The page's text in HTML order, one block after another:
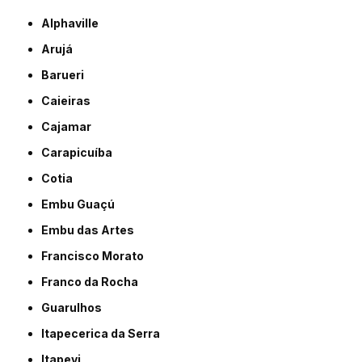
Alphaville
Arujá
Barueri
Caieiras
Cajamar
Carapicuíba
Cotia
Embu Guaçú
Embu das Artes
Francisco Morato
Franco da Rocha
Guarulhos
Itapecerica da Serra
Itapevi